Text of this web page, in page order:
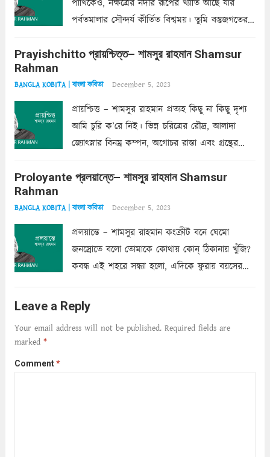
পাখিকেও, নক্ষত্রের নদীর রূপের খ্যাতি আছে যার
পর্বতমালার সৌন্দর্য কীর্তিত বিশ্বময়। তুমি বস্তুজগতের
তার সুষমায় পার্থক্য অনেক। তোমাকে সুন্দরী বলা চলে,
Prayishchitto প্রায়শ্চিত্ত– শামসুর রাহমান Shamsur
Rahman
BANGLA KOBITA | বাংলা কবিতা December 5, 2023
প্রায়শ্চিত্ত – শামসুর রাহমান প্রত্যহ কিছু না কিছু দৃশ্য
আমি চুরি ক’রে নিই। ভিন্ন চরিত্রের রৌদ্র, আলাদা
জ্যোৎস্নার বিনম্র কম্পন, অগোচর রাস্তা এবং গ্রন্থের
ছায়াচ্ছন্ন মোহন মিথুন মূর্তি, লোপামুদ্রা ভীষণ বিব্রত
Proloyante প্রলয়ান্তে– শামসুর রাহমান Shamsur
Rahman
BANGLA KOBITA | বাংলা কবিতা December 5, 2023
প্রলয়ান্তে – শামসুর রাহমান কংক্রীট বনে ঘেমো
জনস্রোতে বলো তোমাকে কোথায় কোন্‌ ঠিকানায় খুঁজি?
কবন্ধ এই শহরে সন্ধ্যা হলো, এদিকে ফুরায় বয়সের
আমার শরীরে সখ্য গড়ে, তোমার গহন ঊর্মিল যৌবন
আনে আশ্বন...
Leave a Reply
Your email address will not be published. Required fields are
marked *
Comment*